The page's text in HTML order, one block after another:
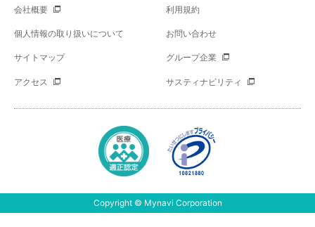
会社概要 利用規約
個人情報の取り扱いについて お問い合わせ
サイトマップ グループ企業
アクセス サスティナビリティ
Copyright © Mynavi Corporation